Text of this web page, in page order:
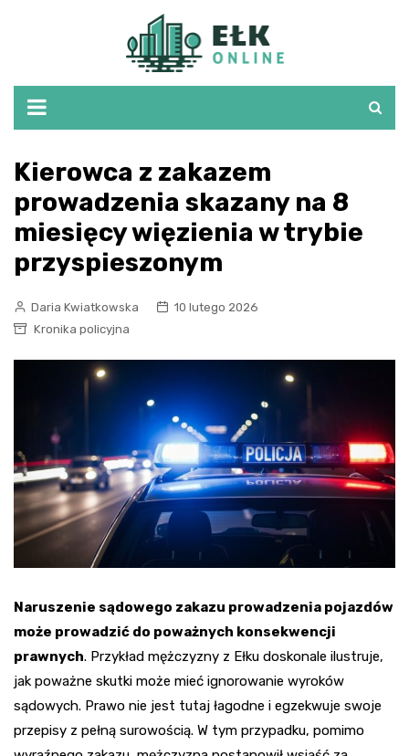
Kierowca z zakazem
prowadzenia skazany na 8
miesięcy więzienia w trybie
przyspieszonym
Daria Kwiatkowska
10 lutego 2026
Kronika policyjna
Naruszenie sądowego zakazu prowadzenia pojazdów
może prowadzić do poważnych konsekwencji
prawnych. Przykład mężczyzny z Ełku doskonale ilustruje,
jak poważne skutki może mieć ignorowanie wyroków
sądowych. Prawo nie jest tutaj łagodne i egzekwuje swoje
przepisy z pełną surowością. W tym przypadku, pomimo